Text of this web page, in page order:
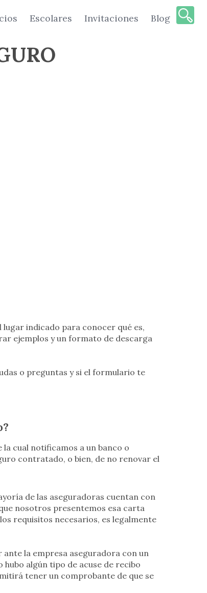
Escolares Invitaciones Blog
lugar indicado para conocer qué es,
ejemplos y un formato de descarga
o preguntas y si el formulario te
cual notificamos a un banco o
contratado, o bien, de no renovar el
de las aseguradoras cuentan con
nosotros presentemos esa carta
requisitos necesarios, es legalmente
la empresa aseguradora con un
algún tipo de acuse de recibo
tener un comprobante de que se